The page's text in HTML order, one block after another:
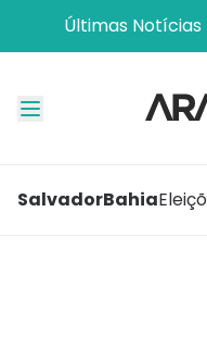
Últimas Notícias
SalvadorBahia